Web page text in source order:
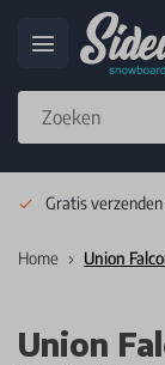
Gratis
Home Union
Union